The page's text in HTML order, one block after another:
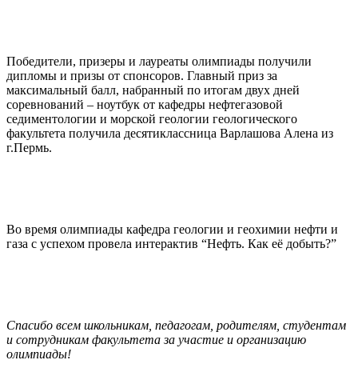
Победители, призеры и лауреаты олимпиады получили
дипломы и призы от спонсоров. Главный приз за
максимальный балл, набранный по итогам двух дней
соревнований – ноутбук от кафедры нефтегазовой
седиментологии и морской геологии геологического
факультета получила десятиклассница Варлашова Алена из
г.Пермь.
Во время олимпиады кафедра геологии и геохимии нефти и
газа с успехом провела интерактив “Нефть. Как её добыть?”
Спасибо всем школьникам, педагогам, родителям, студентам
и сотрудникам факультета за участие и организацию
олимпиады!